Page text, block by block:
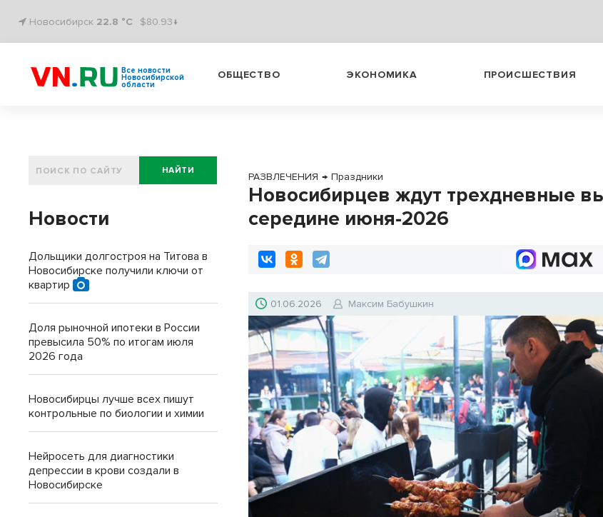
Новосибирск 22.8 °C $80.93↓
Все новости
Новосибирской
области
ОБЩЕСТВО ЭКОНОМИКА ПРОИСШЕСТВИЯ
РАЗВЛЕЧЕНИЯ → Праздники
Новосибирцев ждут трехдневные
середине июня-2026
01.06.2026 Максим Бабушкин
НАЙТИ
Новости
Дольщики долгостроя на Титова в
Новосибирске получили ключи от
квартир
Доля рыночной ипотеки в России
превысила 50% по итогам июля
2026 года
Новосибирцы лучше всех пишут
контрольные по биологии и химии
Нейросеть для диагностики
депрессии в крови создали в
Новосибирске